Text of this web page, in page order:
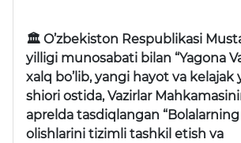
🏛 O’zbekiston Respublikasi
yilligi munosabati bilan “Yagona
xalq bo’lib, yangi hayot va kelajak
shiori ostida, Vazirlar
aprelda tasdiqlangan
olishlarini tizimli tashkil etish va